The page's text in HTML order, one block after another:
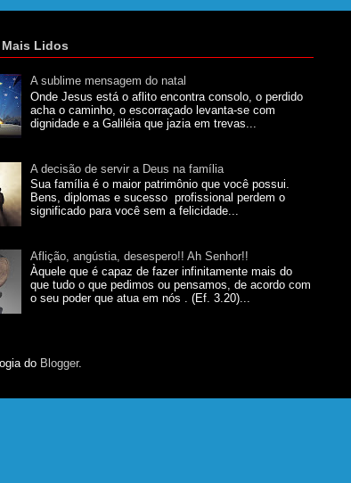
Lidos
A sublime mensagem do natal
Onde Jesus está o aflito encontra consolo, o perdido
acha o caminho, o escorraçado levanta-se com
dignidade e a Galiléia que jazia em trevas...
A decisão de servir a Deus na família
Sua família é o maior patrimônio que você possui.
Bens, diplomas e sucesso profissional perdem o
significado para você sem a felicidade...
Aflição, angústia, desespero!! Ah Senhor!!
Àquele que é capaz de fazer infinitamente mais do
que tudo o que pedimos ou pensamos, de acordo com
o seu poder que atua em nós . (Ef. 3.20)...
do Blogger.